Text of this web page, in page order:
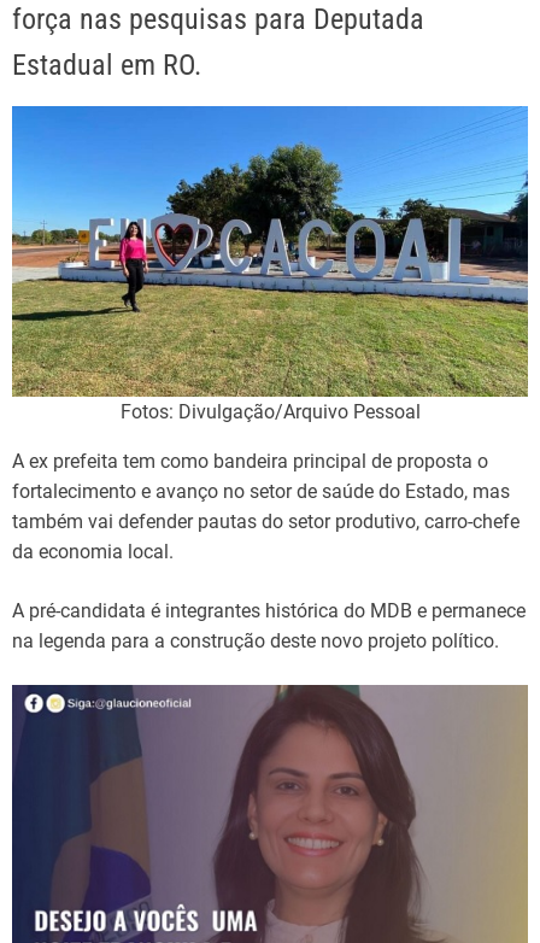
força nas pesquisas para Deputada
Estadual em RO.
Fotos: Divulgação/Arquivo Pessoal
A ex prefeita tem como bandeira principal de proposta o
fortalecimento e avanço no setor de saúde do Estado, mas
também vai defender pautas do setor produtivo, carro-chefe
da economia local.
A pré-candidata é integrantes histórica do MDB e permanece
na legenda para a construção deste novo projeto político.